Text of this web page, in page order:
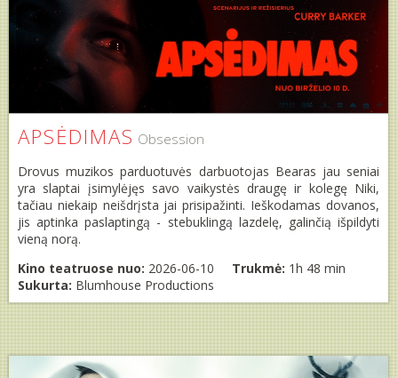
APSĖDIMAS Obsession
Drovus muzikos parduotuvės darbuotojas Bearas jau seniai
yra slaptai įsimylėjęs savo vaikystės draugę ir kolegę Niki,
tačiau niekaip neišdrįsta jai prisipažinti. Ieškodamas dovanos,
jis aptinka paslaptingą - stebuklingą lazdelę, galinčią išpildyti
vieną norą.
Kino teatruose nuo: 2026-06-10 Trukmė: 1h 48 min
Sukurta: Blumhouse Productions